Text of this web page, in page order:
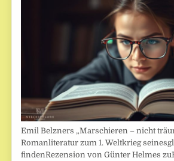
Emil Belzners „Marschieren – nicht
Romanliteratur zum 1. Weltkrieg
findenRezension von Günter Helmes